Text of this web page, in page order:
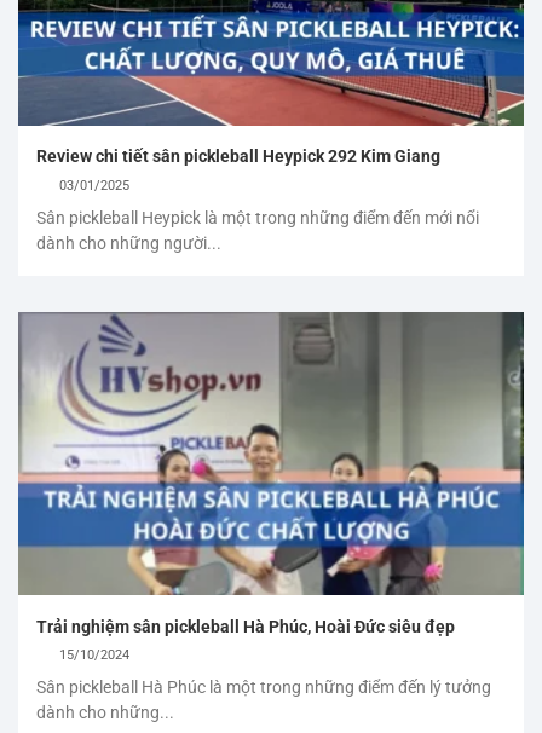
Review chi tiết sân pickleball Heypick 292 Kim Giang
03/01/2025
Sân pickleball Heypick là một trong những điểm đến mới nổi
dành cho những người...
Trải nghiệm sân pickleball Hà Phúc, Hoài Đức siêu đẹp
15/10/2024
Sân pickleball Hà Phúc là một trong những điểm đến lý tưởng
dành cho những...